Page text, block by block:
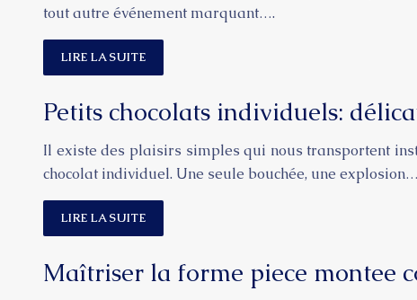
tout autre événement marquant….
LIRE LA SUITE
Petits chocolats individuels:
Il existe des plaisirs simples qui nous transportent
chocolat individuel. Une seule bouchée, une explosion…
LIRE LA SUITE
Maîtriser la forme piece montee